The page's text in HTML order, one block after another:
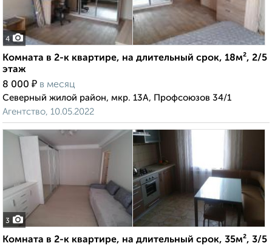
4
Комната в 2-к квартире, на длительный срок, 18м², 2/5
этаж
8 000 ₽ в месяц
Северный жилой район, мкр. 13А, Профсоюзов 34/1
Агентство, 10.05.2022
3
Комната в 2-к квартире, на длительный срок, 35м², 3/5